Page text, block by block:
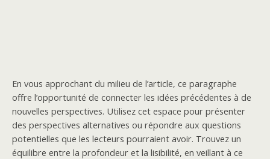
En vous approchant du milieu de l’article, ce paragraphe
offre l’opportunité de connecter les idées précédentes à de
nouvelles perspectives. Utilisez cet espace pour présenter
des perspectives alternatives ou répondre aux questions
potentielles que les lecteurs pourraient avoir. Trouvez un
équilibre entre la profondeur et la lisibilité, en veillant à ce